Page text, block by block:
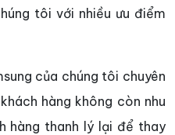
tôi với nhiều ưu điểm
của chúng tôi chuyên
hàng không còn nhu
hàng thanh lý lại để thay